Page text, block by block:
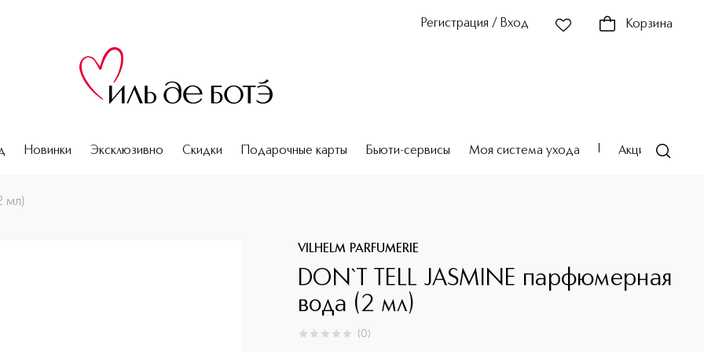
Регистрация / Вход Корзина
Новинки Эксклюзивно Скидки Подарочные карты Бьюти-сервисы Моя система ухода Акции
мл)
VILHELM PARFUMERIE
DON`T TELL JASMINE парфюмерная
вода (2 мл)
0из 0 (0)